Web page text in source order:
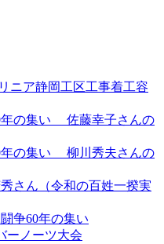
ニア静岡工区工事着工容
年の集い 佐藤幸子さんの
年の集い 柳川秀夫さんの
さん（令和の百姓一揆実
争60年の集い
ノーツ大会